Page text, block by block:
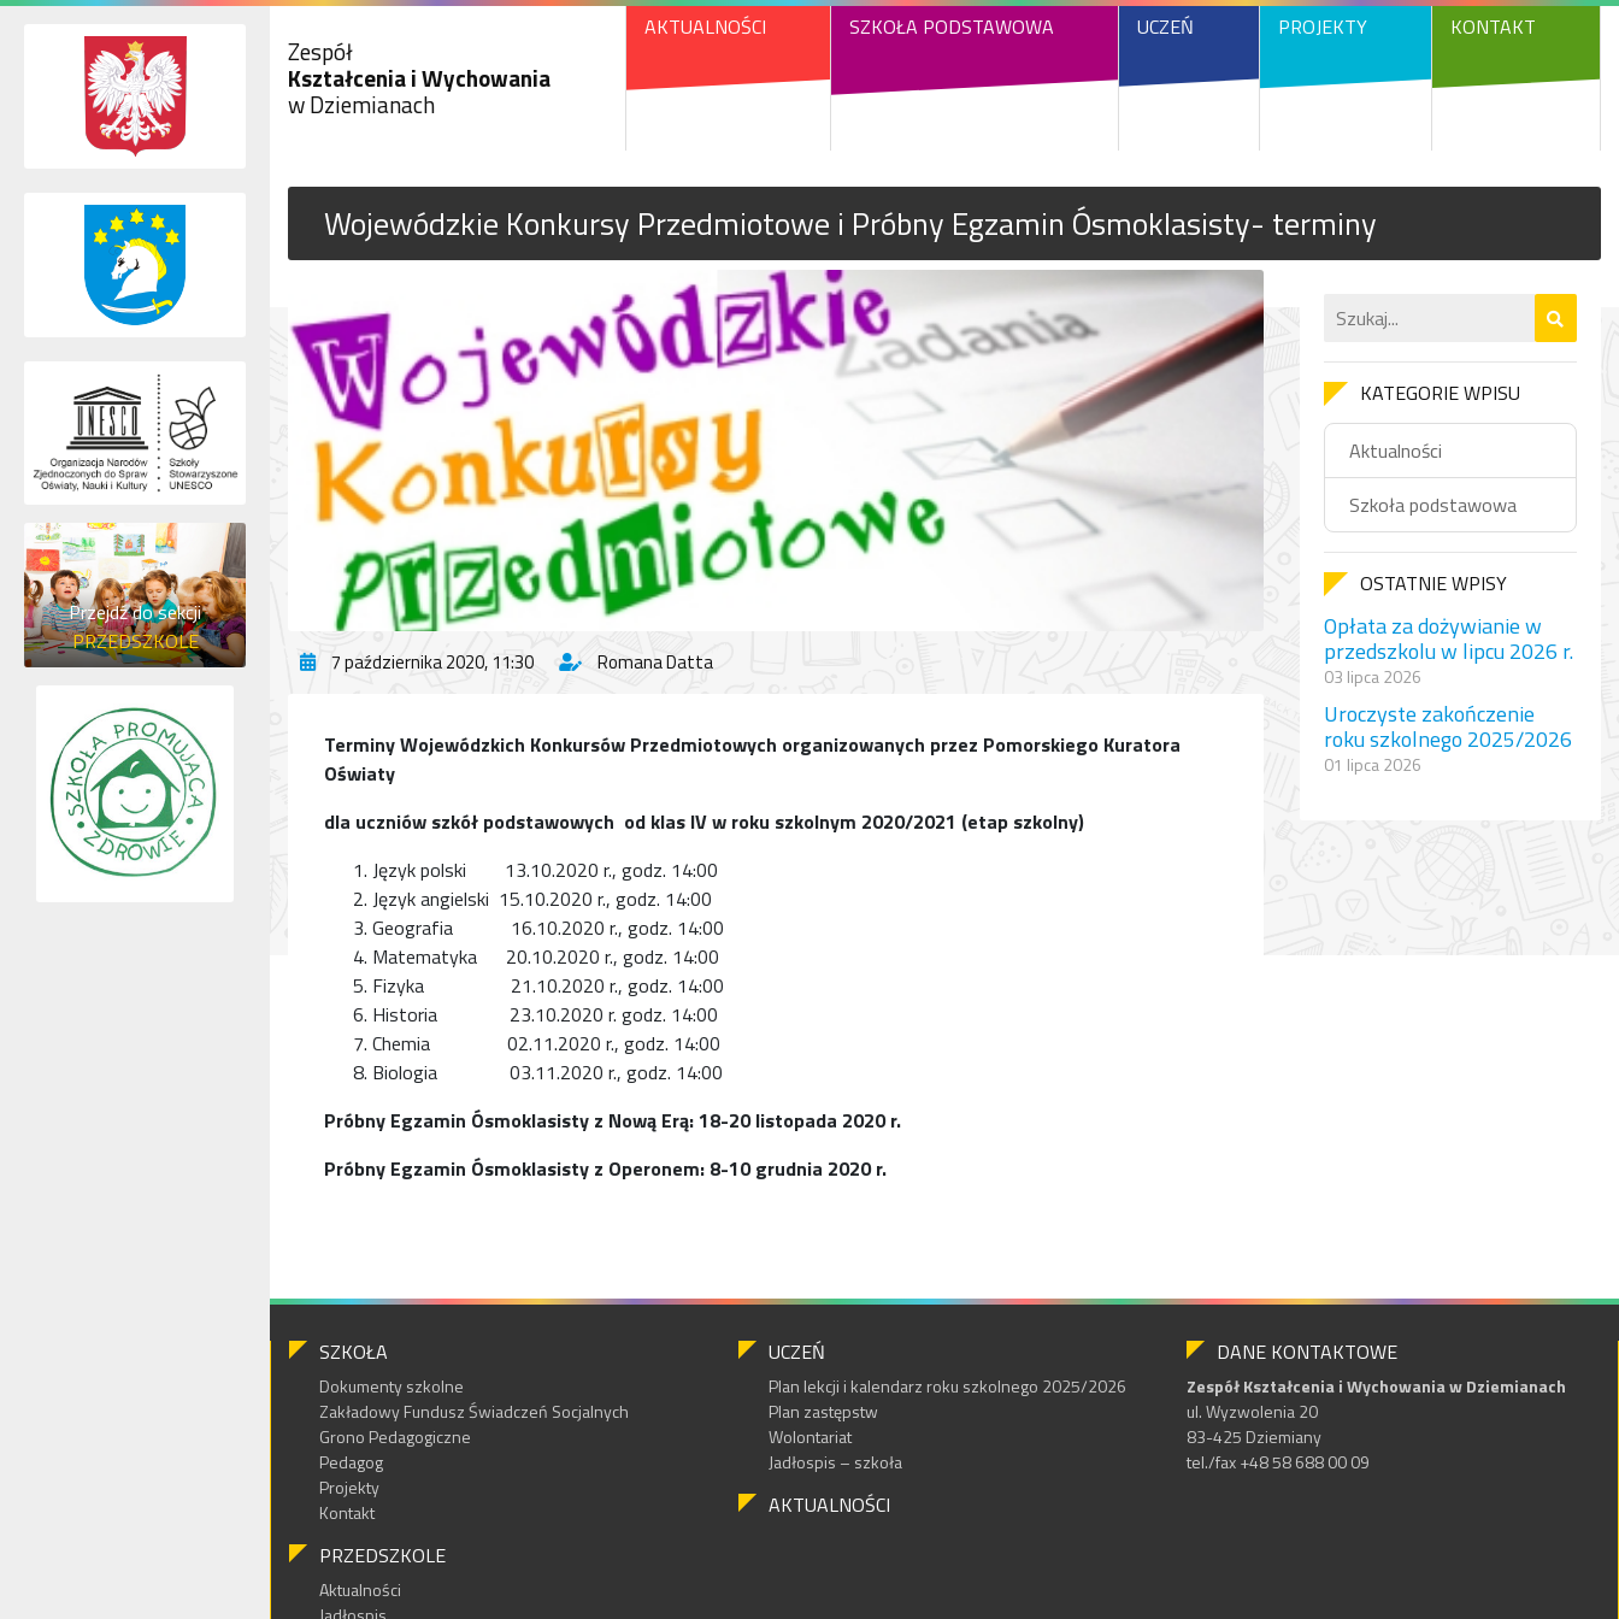
Zespół
Kształcenia i Wychowania
w Dziemianach
AKTUALNOŚCI SZKOŁA PODSTAWOWA UCZEŃ PROJEKTY KONTAKT
Wojewódzkie Konkursy Przedmiotowe i Próbny Egzamin Ósmoklasisty- terminy
7 października 2020, 11:30 Romana Datta
Terminy Wojewódzkich Konkursów Przedmiotowych organizowanych przez Pomorskiego Kuratora
Oświaty
dla uczniów szkół podstawowych od klas IVw roku szkolnym 2020/2021 (etap szkolny)
Język polski 13.10.2020 r., godz. 14:00
Język angielski 15.10.2020 r., godz. 14:00
Geografia 16.10.2020 r., godz. 14:00
Matematyka 20.10.2020 r., godz. 14:00
Fizyka 21.10.2020 r., godz. 14:00
Historia 23.10.2020 r. godz. 14:00
Chemia 02.11.2020 r., godz. 14:00
Biologia 03.11.2020 r., godz. 14:00
Próbny Egzamin Ósmoklasisty z Nową Erą: 18-20 listopada 2020 r.
Próbny Egzamin Ósmoklasisty z Operonem: 8-10 grudnia 2020 r.
KATEGORIE WPISU
Aktualności
Szkoła podstawowa
OSTATNIE WPISY
Opłata za dożywianie w
przedszkolu w lipcu 2026 r.
03 lipca 2026
Uroczyste zakończenie
roku szkolnego 2025/2026
01 lipca 2026
SZKOŁA
Dokumenty szkolne
Zakładowy Fundusz Świadczeń Socjalnych
Grono Pedagogiczne
Pedagog
Projekty
Kontakt
PRZEDSZKOLE
Aktualności
UCZEŃ
Plan lekcji i kalendarz roku szkolnego 2025/2026
Plan zastępstw
Wolontariat
Jadłospis – szkoła
AKTUALNOŚCI
DANE KONTAKTOWE
Zespół Kształcenia i Wychowania w Dziemianach
ul. Wyzwolenia 20
83-425 Dziemiany
tel./fax +48 58 688 00 09
Przejdź do sekcji
PRZEDSZKOLE